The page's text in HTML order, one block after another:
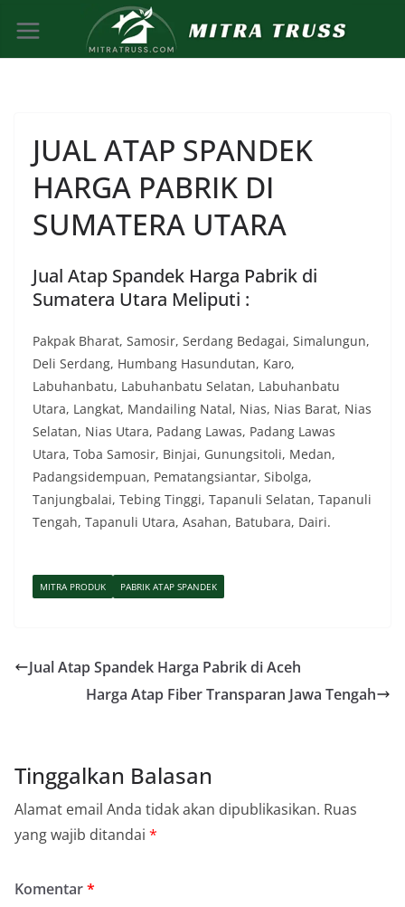
content
JUAL ATAP SPANDEK
HARGA PABRIK DI
SUMATERA UTARA
Jual Atap Spandek Harga Pabrik di
Sumatera Utara Meliputi :
Pakpak Bharat, Samosir, Serdang Bedagai, Simalungun,
Deli Serdang, Humbang Hasundutan, Karo,
Labuhanbatu, Labuhanbatu Selatan, Labuhanbatu
Utara, Langkat, Mandailing Natal, Nias, Nias Barat, Nias
Selatan, Nias Utara, Padang Lawas, Padang Lawas
Utara, Toba Samosir, Binjai, Gunungsitoli, Medan,
Padangsidempuan, Pematangsiantar, Sibolga,
Tanjungbalai, Tebing Tinggi, Tapanuli Selatan, Tapanuli
Tengah, Tapanuli Utara, Asahan, Batubara, Dairi.
MITRA PRODUK PABRIK ATAP SPANDEK
Jual Atap Spandek Harga Pabrik di Aceh
Harga Atap Fiber Transparan Jawa Tengah
Tinggalkan Balasan
Alamat email Anda tidak akan dipublikasikan. Ruas
yang wajib ditandai *
Komentar*